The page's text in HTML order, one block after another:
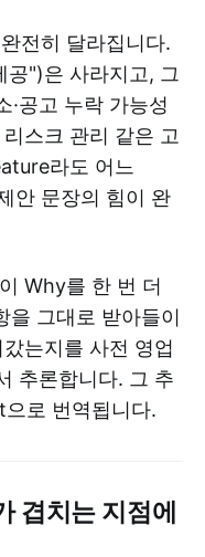
전히 달라집니다.
")은 사라지고, 그
·공고 누락 가능성
스크 관리 같은 고
라도 어느
안 문장의 힘이 완
Why를 한 번 더
을 그대로 받아들이
는지를 사전 영업
추론합니다. 그 추
로 번역됩니다.
겹치는 지점에